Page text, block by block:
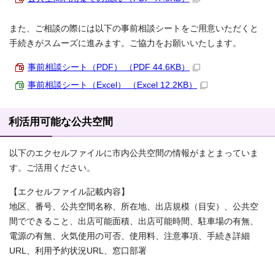
また、ご相談の際には以下の事前相談シートをご用意いただくと
手続きがスムーズに進みます。ご協力をお願いいたします。
事前相談シート（PDF） （PDF 44.6KB）
事前相談シート（Excel） （Excel 12.2KB）
利活用可能な公共空間
以下のエクセルファイルに市内公共空間の情報がまとまっていま
す。ご活用ください。
【エクセルファイル記載内容】
地区、番号、公共空間名称、所在地、出店規模（目安）、公共空
間でできること、出店可能面積、出店可能時間、駐車場の有無、
電源の有無、火気使用の可否、使用料、注意事項、手続き詳細
URL、利用予約状況URL、窓口部署